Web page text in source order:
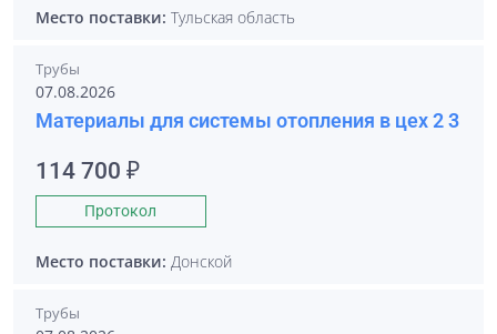
Место поставки: Тульская область
Трубы
07.08.2026
Материалы для системы отопления в цех 2 3
114 700 ₽
Протокол
Место поставки: Донской
Трубы